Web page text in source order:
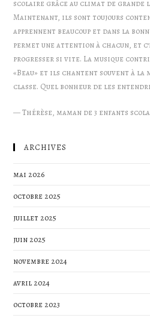
scolaire grâce au climat de grande
Maintenant, ils sont toujours
apprennent beaucoup et dans la
permet une attention à chacun, et
progresser si vite. La musique
«Beau» et ils chantent souvent à la
classe. Quel bonheur de les
—Thérèse, maman de 3 enfants
ARCHIVES
mai 2026
octobre 2025
juillet 2025
juin 2025
novembre 2024
avril 2024
octobre 2023